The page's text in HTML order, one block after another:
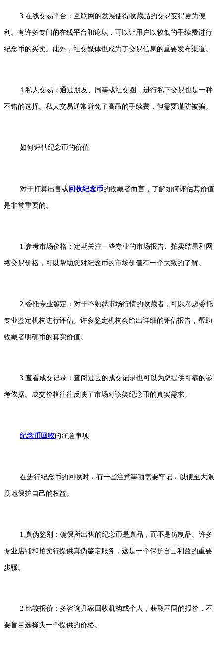
3.在线交易平台：互联网的发展使得收藏品的交易变得更为便
利。有许多专门的在线平台和论坛，可以让用户以较低的手续费进行
纪念币的买卖。此外，社交媒体也成为了交易信息的重要发布渠道。
4.私人交易：通过朋友、同事或社交圈，进行私下交易也是一种
不错的选择。私人交易通常避免了高昂的手续费，但需要谨防被骗。
如何评估纪念币的价值
对于打算出售或 回收纪念币的收藏者而言，了解如何评估其价值
是非常重要的。
1.参考市场价格：定期关注一些专业的市场报告、拍卖结果和网
络交易价格，可以帮助您对纪念币的市场价值有一个大致的了解。
2.委托专业鉴定：对于不熟悉市场行情的收藏者，可以考虑委托
专业鉴定机构进行评估。许多鉴定机构会给出详细的评估报告，帮助
收藏者明确币的真实价值。
3.查看成交记录：查阅过去的成交记录也可以为您提供可靠的参
考依据。成交价格往往反映了市场对该类纪念币的真实需求。
纪念币回收的注意事项
在进行纪念币的回收时，有一些注意事项需要牢记，以便至大限
度地保护自己的权益。
1.真伪鉴别：确保所出售的纪念币是真品，而不是仿制品。许多
专业店铺和拍卖行提供真伪鉴定服务，这是一个保护自己利益的重要
步骤。
2.比较报价：多咨询几家回收机构或个人，获取不同的报价，不
要盲目选择头一个提供的价格。